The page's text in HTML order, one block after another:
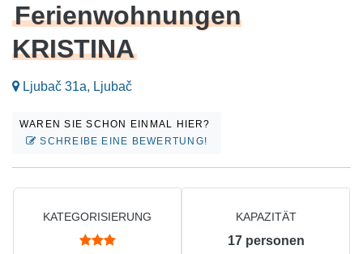
Ferienwohnungen
KRISTINA
Ljubač 31a, Ljubač
WAREN SIE SCHON EINMAL HIER?
SCHREIBE EINE BEWERTUNG!
KATEGORISIERUNG KAPAZITÄT
17 personen